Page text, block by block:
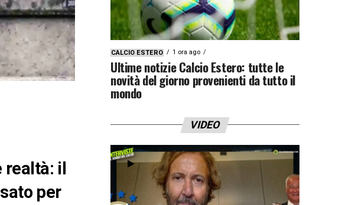
il
per
CALCIO ESTERO 1 ora ago
Ultime notizie Calcio Estero: tutte le
novità del giorno provenienti da tutto il
mondo
VIDEO